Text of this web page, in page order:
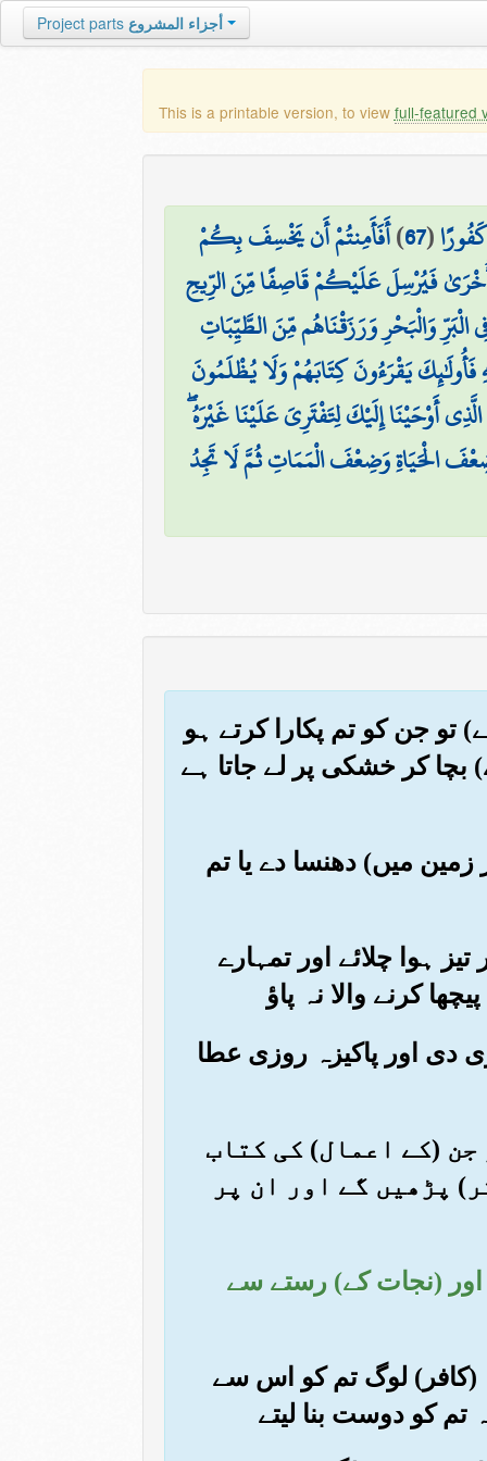
Project parts أجزاء المشروع
This is a printable version, to view full-featured
(
67
)أَفَأَمِنتُمْ أَن يَخْسِفَ بِكُمْ
فَيُرْسِلَ عَلَيْكُمْ قَاصِفًا مِّنَ الرِّيحِ
الْبَرِّ وَالْبَحْرِ وَرَزَقْنَاهُم مِّنَ الطَّيِّبَاتِ
فَأُولَٰئِكَ يَقْرَءُونَ كِتَابَهُمْ وَلَا يُظْلَمُونَ
أَوْحَيْنَا إِلَيْكَ لِتَفْتَرِيَ عَلَيْنَا غَيْرَهُ
الْحَيَاةِ وَضِعْفَ الْمَمَاتِ ثُمَّ لَا تَجِدُ
تو جن کو تم پکارا کرتے ہو
کر خشکی پر لے جاتا ہے
میں) دھنسا دے یا تم
ہوا چلائے اور تمہارے
کرنے والا نہ پاؤ
دی اور پاکیزہ روزی عطا
جن (کے اعمال) کی کتاب
پڑھیں گے اور ان پر
اور (نجات کے) رستے سے
(کافر) لوگ تم کو اس سے
تم کو دوست بنا لیتے